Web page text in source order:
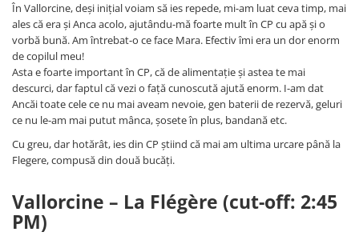
În Vallorcine, deși inițial voiam să ies repede, mi-am luat ceva timp, mai
ales că era și Anca acolo, ajutându-mă foarte mult în CP cu apă și o
vorbă bună. Am întrebat-o ce face Mara. Efectiv îmi era un dor enorm
de copilul meu!
Asta e foarte important în CP, că de alimentație și astea te mai
descurci, dar faptul că vezi o față cunoscută ajută enorm. I-am dat
Ancăi toate cele ce nu mai aveam nevoie, gen baterii de rezervă, geluri
ce nu le-am mai putut mânca, șosete în plus, bandană etc.
Cu greu, dar hotărât, ies din CP știind că mai am ultima urcare până la
Flegere, compusă din două bucăți.
Vallorcine – La Flégère (cut-off: 2:45
PM)